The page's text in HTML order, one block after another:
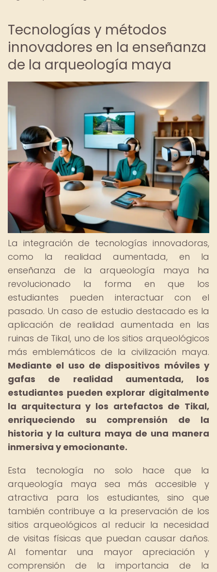
Tecnologías y métodos
innovadores en la enseñanza
de la arqueología maya
La integración de tecnologías innovadoras,
como la realidad aumentada, en la
enseñanza de la arqueología maya ha
revolucionado la forma en que los
estudiantes pueden interactuar con el
pasado. Un caso de estudio destacado es la
aplicación de realidad aumentada en las
ruinas de Tikal, uno de los sitios arqueológicos
más emblemáticos de la civilización maya.
Mediante el uso de dispositivos móviles y
gafas de realidad aumentada, los
estudiantes pueden explorar digitalmente
la arquitectura y los artefactos de Tikal,
enriqueciendo su comprensión de la
historia y la cultura maya de una manera
inmersiva y emocionante.
Esta tecnología no solo hace que la
arqueología maya sea más accesible y
atractiva para los estudiantes, sino que
también contribuye a la preservación de los
sitios arqueológicos al reducir la necesidad
de visitas físicas que puedan causar daños.
Al fomentar una mayor apreciación y
comprensión de la importancia de la